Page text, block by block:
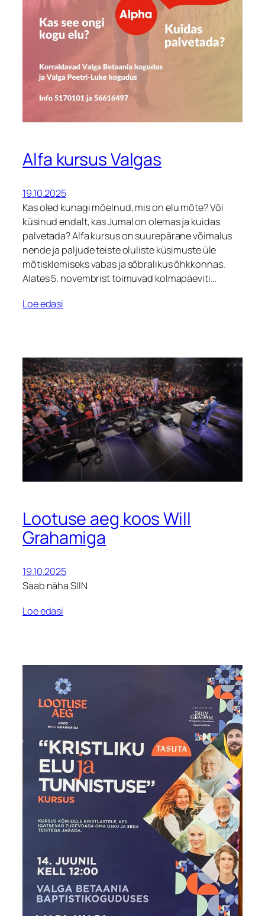
Alfa kursus Valgas
19.10.2025
Kas oled kunagi mõelnud, mis on elu mõte? Või
küsinud endalt, kas Jumal on olemas ja kuidas
palvetada? Alfa kursus on suurepärane võimalus
nende ja paljude teiste oluliste küsimuste üle
mõtisklemiseks vabas ja sõbralikus õhkkonnas.
Alates 5. novembrist toimuvad kolmapäeviti…
Loe edasi
Lootuse aeg koos Will
Grahamiga
19.10.2025
Saab näha SIIN
Loe edasi